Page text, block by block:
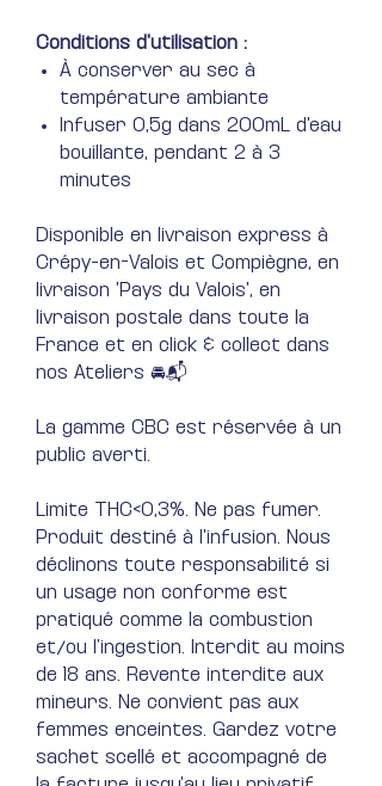
Conditions d'utilisation :
À conserver au sec à
température ambiante
Infuser 0,5g dans 200mL d'eau
bouillante, pendant 2 à 3
minutes
Disponible en livraison express à
Crépy-en-Valois et Compiègne, en
livraison 'Pays du Valois', en
livraison postale dans toute la
France et en click & collect dans
nos Ateliers 🚘📬
La gamme CBC est réservée à un
public averti.
Limite THC<0,3%. Ne pas fumer.
Produit destiné à l'infusion. Nous
déclinons toute responsabilité si
un usage non conforme est
pratiqué comme la combustion
et/ou l’ingestion. Interdit au moins
de 18 ans. Revente interdite aux
mineurs. Ne convient pas aux
femmes enceintes. Gardez votre
sachet scellé et accompagné de